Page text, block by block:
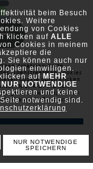
beim Besuch
Weitere
von Cookies
klicken auf ALLE
Cookies in meinem
die
Sie können auch nur
einwilligen.
aufMEHR
NUR NOTWENDIGE
und keine
notwendig sind.
NUR NOTWENDIGE
SPEICHERN
Karte
Openstreetmap Cookies
Cookie durch klicken
"MEHR OPTIONEN"
generell widersprochen
anschließend wieder